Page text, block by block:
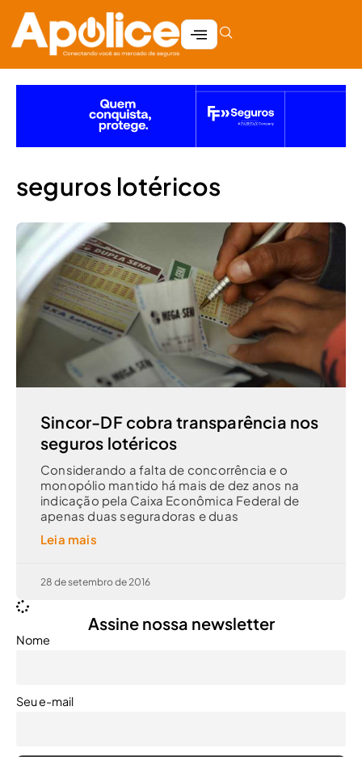
seguros lotéricos
Sincor-DF cobra transparência nos
seguros lotéricos
Considerando a falta de concorrência e o
monopólio mantido há mais de dez anos na
indicação pela Caixa Econômica Federal de
apenas duas seguradoras e duas
Leia mais
28 de setembro de 2016
Assine nossa newsletter
Nome
Seu e-mail